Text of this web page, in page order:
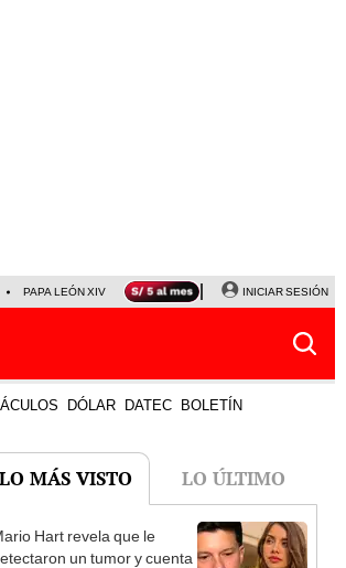
PAPA LEÓN XIV NALDY SALDAÑA LA BELLA LUZ
INICIAR SESIÓN
DÓLAR DATEC BOLETÍN
LO MÁS VISTO LO ÚLTIMO
Hart revela que le
un tumor y cuenta